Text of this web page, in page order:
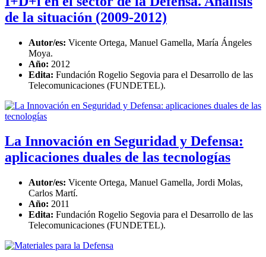
de la situación (2009-2012)
Autor/es: Vicente Ortega, Manuel Gamella, María Ángeles
Moya.
Año: 2012
Edita: Fundación Rogelio Segovia para el Desarrollo de las
Telecomunicaciones (FUNDETEL).
La Innovación en Seguridad y Defensa:
aplicaciones duales de las tecnologías
Autor/es: Vicente Ortega, Manuel Gamella, Jordi Molas,
Carlos Martí.
Año: 2011
Edita: Fundación Rogelio Segovia para el Desarrollo de las
Telecomunicaciones (FUNDETEL).